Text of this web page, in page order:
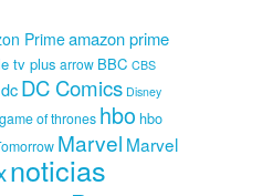
Primeamazon prime
tv plus arrow BBC CBS
dcDC Comics Disney
game of thrones hbo hbo
Marvel Marvel
noticias